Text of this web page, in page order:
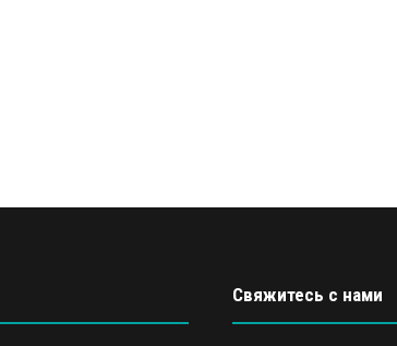
Свяжитесь с нами